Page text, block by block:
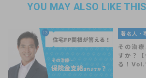
YOU MAY ALSO LIKE
著名人・
その治
すか？
る！